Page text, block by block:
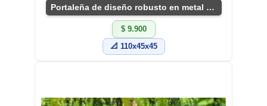
Portaleña de diseño robusto en metal y rejilla
$ 9.900
📐 110x45x45